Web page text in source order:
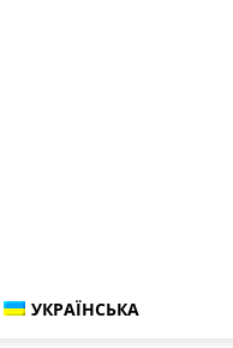
УКРАЇНСЬКА